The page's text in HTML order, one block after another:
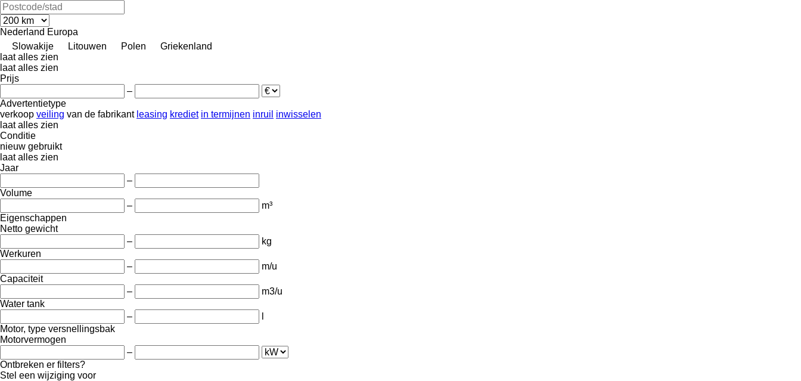
Nederland Europa
Slowakije
Litouwen Polen
Griekenland
laat alles zien
laat alles zien
Prijs
–
Advertentietype
verkoop veiling van de fabrikant leasing krediet in termijnen inruil inwisselen
laat alles zien
Conditie
nieuw gebruikt
laat alles zien
Jaar
–
Volume
–
m³
Eigenschappen
Netto gewicht
–
kg
Werkuren
–
m/u
Capaciteit
–
m3/u
Water tank
–
Motor, type versnellingsbak
Motorvermogen
–
Ontbreken er filters?
Stel een wijziging voor